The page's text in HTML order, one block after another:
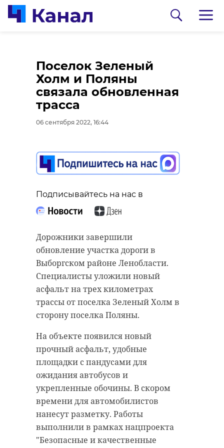
Поселок Зеленый
Холм и Поляны
связала обновленная
трасса
06 сентября 2022, 16:44
Подписывайтесь на нас в
Дорожники завершили
обновление участка дороги в
Выборгском районе Ленобласти.
Специалисты уложили новый
асфальт на трех километрах
трассы от поселка Зеленый Холм в
сторону поселка Поляны.
На объекте появился новый
прочный асфальт, удобные
площадки с пандусами для
ожидания автобусов и
укрепленные обочины. В скором
времени для автомобилистов
нанесут разметку. Работы
выполнили в рамках нацпроекта
"Безопасные и качественные
В Гатчине пьяный
мужчина
нокаутировал
школьницу
06 сентября 2022, 16:21
Подписывайтесь на нас в
Житель Гатчины подошел к
подросткам и начал их
оскорблять. Или они его.
В словесной перепалке
участвовали обе стороны
конфликта, а вот кто все это начал
— неизвестно. Закончилось же все
ударом ногой в лицо девочки.
Фото и видео: 47channel
В Саблинских
пещерах актеры на
четыре дня
воссоздали
творческие вечера
времен Толстого
06 сентября 2022, 16:04
Подписывайтесь на нас в
Левобережная пещера
Саблинского памятника природы
стала площадкой для "Театра
теней Пустыньки". Во вторник, 6
сентября, артисты представили